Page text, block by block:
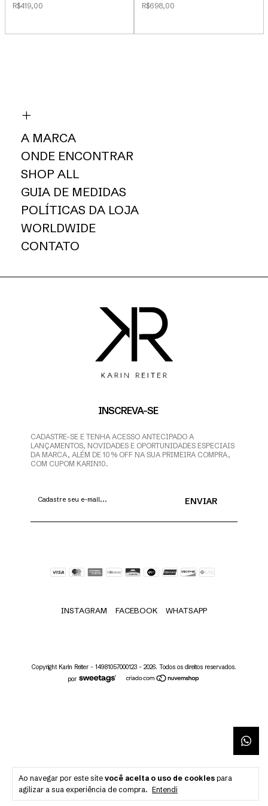
Ao navegar por este site você aceita o uso de cookies para
agilizar a sua experiência de compra. Entendi
R$419,00
R$698,00
A MARCA
ONDE ENCONTRAR
SHOP ALL
GUIA DE MEDIDAS
POLÍTICAS DA LOJA
WORLDWIDE
CONTATO
INSCREVA-SE
CADASTRE-SE E TENHA ACESSO ANTECIPADO A
LANÇAMENTOS, NOVIDADES E OPORTUNIDADES ESPECIAIS
DA MARCA, ALÉM DE 10% OFF NA SUA PRIMEIRA COMPRA,
COM CUPOM KARIN10.
INSTAGRAM FACEBOOK WHATSAPP
Copyright Karin Reiter - 14981057000123 - 2026. Todos os direitos reservados.
por